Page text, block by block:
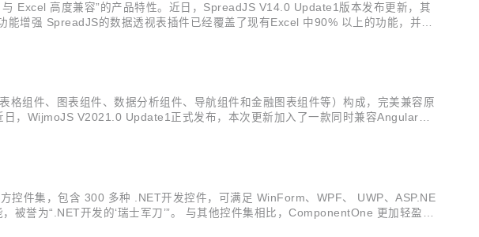
Excel 高度兼容”的产品特性。近日，SpreadJS V14.0 Update1版本发布更新，其
增强 SpreadJS的数据透视表插件已经覆盖了现有Excel 中90% 以上的功能，并且
组件、图表组件、数据分析组件、导航组件和金融图表组件等）构成，完美兼容原
，WijmoJS V2021.0 Update1正式发布，本次更新加入了一款同时兼容Angular、R
件集，包含 300 多种 .NET开发控件，可满足 WinForm、WPF、 UWP、ASP.NE
誉为“.NET开发的‘瑞士军刀’”。 与其他控件集相比，ComponentOne 更加轻盈、